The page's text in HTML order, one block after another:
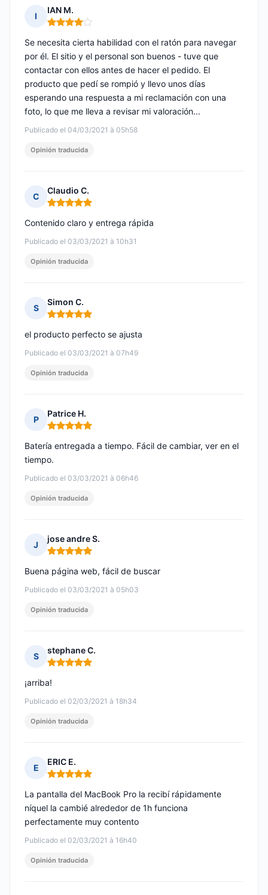
I
IAN M.
Nota: 4 de 5
Publicado el 04/03/2021 à 05h58
Se necesita cierta habilidad con el ratón para navegar
por él. El sitio y el personal son buenos - tuve que
contactar con ellos antes de hacer el pedido. El
producto que pedí se rompió y llevo unos días
esperando una respuesta a mi reclamación con una
foto, lo que me lleva a revisar mi valoración...
Opinión traducida
C
Claudio C.
Nota: 5 de 5
Publicado el 03/03/2021 à 10h31
Contenido claro y entrega rápida
Opinión traducida
S
Simon C.
Nota: 5 de 5
Publicado el 03/03/2021 à 07h49
el producto perfecto se ajusta
Opinión traducida
P
Patrice H.
Nota: 5 de 5
Publicado el 03/03/2021 à 06h46
Batería entregada a tiempo. Fácil de cambiar, ver en el
tiempo.
Opinión traducida
J
jose andre S.
Nota: 5 de 5
Publicado el 03/03/2021 à 05h03
Buena página web, fácil de buscar
Opinión traducida
S
stephane C.
Nota: 5 de 5
Publicado el 02/03/2021 à 18h34
¡arriba!
Opinión traducida
E
ERIC E.
Nota: 5 de 5
Publicado el 02/03/2021 à 16h40
La pantalla del MacBook Pro la recibí rápidamente
níquel la cambié alrededor de 1h funciona
perfectamente muy contento
Opinión traducida